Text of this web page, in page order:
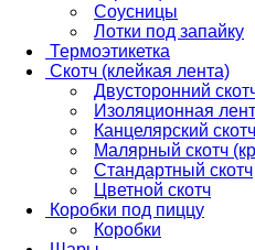
Соусницы
Лотки под запайку
Термоэтикетка
Скотч (клейкая лента)
Двусторонний
Изоляционная
Канцелярский скотч
Малярный скотч
Стандартный скотч
Цветной скотч
Коробки под пиццу
Коробки